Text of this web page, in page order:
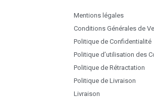
Mentions légales
Conditions Générales de
Politique de Confidentialité
Politique d’utilisation des
Politique de Rétractation
Politique de Livraison
Livraison